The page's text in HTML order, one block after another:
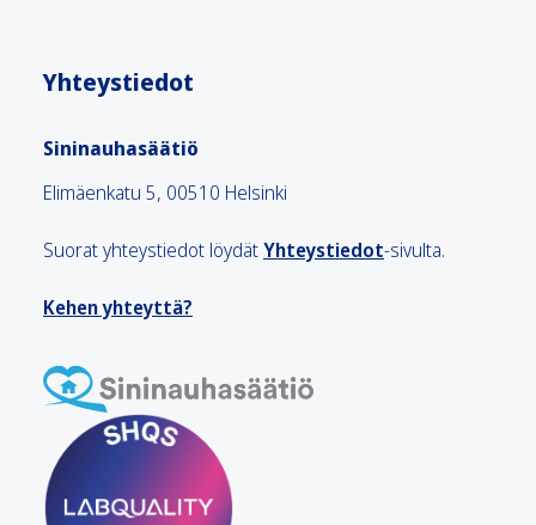
Yhteystiedot
Sininauhasäätiö
Elimäenkatu 5, 00510 Helsinki
Suorat yhteystiedot löydätYhteystiedot-sivulta.
Kehen yhteyttä?